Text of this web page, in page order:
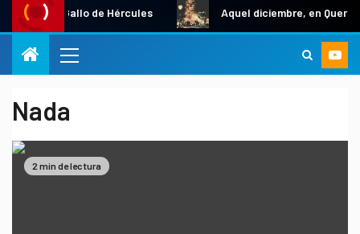
Gallo de Hércules Aquel diciembre, en
Nada
2 min de lectura